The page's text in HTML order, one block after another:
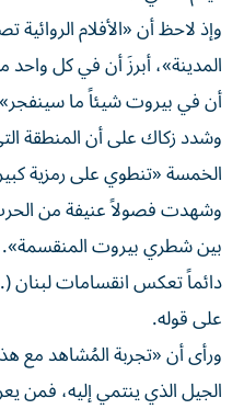
وإذ لاحظ أن «الأفلام
المدينة»، أبرزَ أن في كل
أن في بيروت شيئاً ما
وشدد زكاك على أن المنطقة
الخمسة «تنطوي على رمزية
وشهدت فصولاً عنيفة من
بين شطري بيروت
دائماً تعكس انقسامات
على قوله.
ورأى أن «تجربة المُشاهد
الجيل الذي ينتمي إليه، فمن